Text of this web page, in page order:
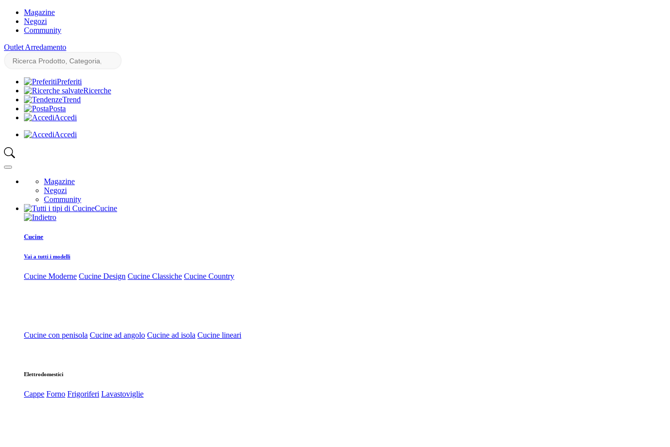
Magazine
Negozi
Community
Outlet Arredamento
Preferiti
Ricerche
Trend
Posta
Accedi
Accedi
Magazine
Negozi
Community
Cucine
Cucine
Vai a tutti i modelli
Cucine Moderne Cucine Design Cucine Classiche Cucine Country
Cucine con penisola Cucine ad angolo Cucine ad isola Cucine lineari
Elettrodomestici
Cappe Forno Frigoriferi Lavastoviglie